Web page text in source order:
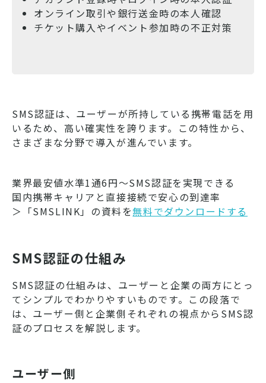
オンライン取引や銀行送金時の本人確認
チケット購入やイベント参加時の不正対策
SMS認証は、ユーザーが所持している携帯電話を用
いるため、高い確実性を誇ります。この特性から、
さまざまな分野で導入が進んでいます。
業界最安値水準1通6円～SMS認証を実現できる
国内携帯キャリアと直接接続で安心の到達率
＞「SMSLINK」の資料を無料でダウンロードする
SMS認証の仕組み
SMS認証の仕組みは、ユーザーと企業の両方にとっ
てシンプルでわかりやすいものです。この段落で
は、ユーザー側と企業側それぞれの視点からSMS認
証のプロセスを解説します。
ユーザー側